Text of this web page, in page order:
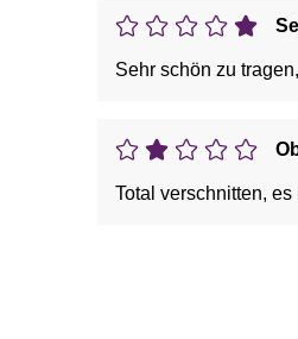
Sehr schön zu
Total verschnitten,